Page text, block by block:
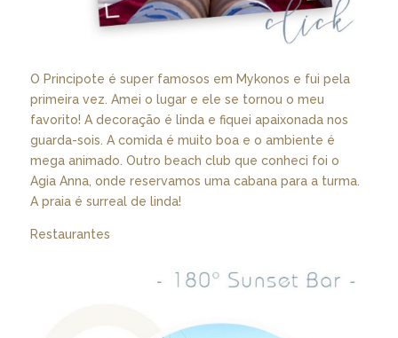
O Principote é super famosos em Mykonos e fui pela
primeira vez. Amei o lugar e ele se tornou o meu
favorito! A decoração é linda e fiquei apaixonada nos
guarda-sois. A comida é muito boa e o ambiente é
mega animado. Outro beach club que conheci foi o
Agia Anna, onde reservamos uma cabana para a turma.
A praia é surreal de linda!
Restaurantes